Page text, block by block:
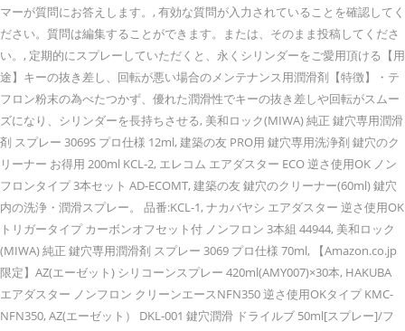
マーが質問にお答えします。, 有効な質問が入力されていることを確認してく
ださい。質問は編集することができます。または、そのまま投稿してくださ
い。, 定期的にスプレーしていただくと、永くシリンダーをご愛用頂ける【用
途】キーの抜き差し、回転が悪い場合のメンテナンス用潤滑剤【特徴】・テ
フロン粉末の為べたつかず、優れた潤滑性でキーの抜き差しや回転がスムー
ズになり、シリンダーを長持ちさせる, 美和ロック(MIWA) 純正 鍵穴専用潤滑
剤 スプレー 3069S プロ仕様 12ml, 建築の友 PRO用 鍵穴専用洗浄剤 鍵穴のク
リーナー お得用 200ml KCL-2, エレコム エアダスター ECO 逆さ使用OK ノン
フロンタイプ 3本セット AD-ECOMT, 建築の友 鍵穴のクリーナー(60ml) 鍵穴
内の洗浄・潤滑スプレー。 品番:KCL-1, ナカバヤシ エアダスター 逆さ使用OK
トリガータイプ カーボンオフセット付 ノンフロン 3本組 44944, 美和ロック
(MIWA) 純正 鍵穴専用潤滑剤 スプレー 3069 プロ仕様 70ml, 【Amazon.co.jp
限定】AZ(エーゼット) シリコーンスプレー 420ml(AMY007)×30本, HAKUBA
エアダスター ノンフロン クリーンエースNFN350 逆さ使用OKタイプ KMC-
NFN350, AZ(エーゼット） DKL-001 鍵穴潤滑 ドライルブ 50ml[スプレー]/フ